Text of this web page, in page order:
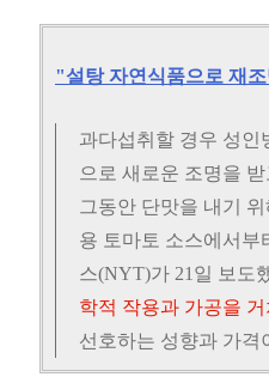
"설탕 자연식품으로 재
과다섭취할 경우 성인
으로 새로운 조명을
그동안 단맛을 내기
용 토마토 소스에서부
스(NYT)가 21일 보도
학적 작용과 가공을
선호하는 성향과 가격